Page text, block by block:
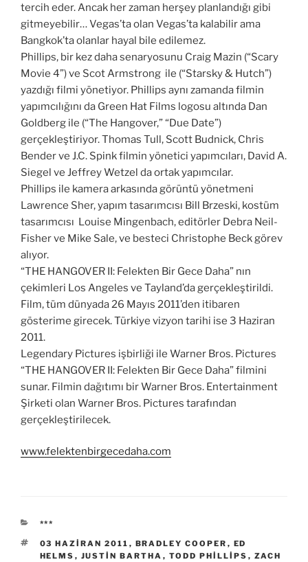
tercih eder. Ancak her zaman herşey planlandığı gibi
gitmeyebilir… Vegas’ta olan Vegas’ta kalabilir ama
Bangkok’ta olanlar hayal bile edilemez.
Phillips, bir kez daha senaryosunu Craig Mazin (“Scary
Movie 4”) ve Scot Armstrong ile (“Starsky & Hutch”)
yazdığı filmi yönetiyor. Phillips aynı zamanda filmin
yapımcılığını da Green Hat Films logosu altında Dan
Goldberg ile (“The Hangover,” “Due Date”)
gerçekleştiriyor. Thomas Tull, Scott Budnick, Chris
Bender ve J.C. Spink filmin yönetici yapımcıları, David A.
Siegel ve Jeffrey Wetzel da ortak yapımcılar.
Phillips ile kamera arkasında görüntü yönetmeni
Lawrence Sher, yapım tasarımcısı Bill Brzeski, kostüm
tasarımcısı Louise Mingenbach, editörler Debra Neil-
Fisher ve Mike Sale, ve besteci Christophe Beck görev
alıyor.
“THE HANGOVER II: Felekten Bir Gece Daha” nın
çekimleri Los Angeles ve Tayland’da gerçekleştirildi.
Film, tüm dünyada 26 Mayıs 2011’den itibaren
gösterime girecek. Türkiye vizyon tarihi ise 3 Haziran
2011.
Legendary Pictures işbirliği ile Warner Bros. Pictures
“THE HANGOVER II: Felekten Bir Gece Daha” filmini
sunar. Filmin dağıtımı bir Warner Bros. Entertainment
Şirketi olan Warner Bros. Pictures tarafından
gerçekleştirilecek.
www.felektenbirgecedaha.com
KATEGORILER
***
ETIKETLER
03 HAZIRAN 2011 , BRADLEY COOPER , ED
HELMS , JUSTIN BARTHA , TODD PHILLIPS , ZACH